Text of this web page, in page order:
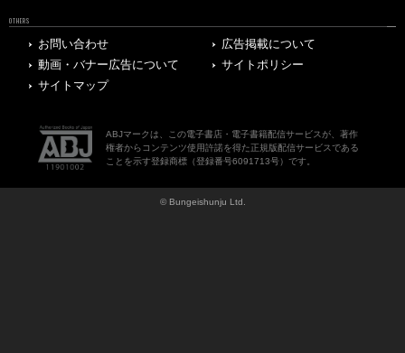
OTHERS
お問い合わせ
広告掲載について
動画・バナー広告について
サイトポリシー
サイトマップ
ABJマークは、この電子書店・電子書籍配信サービスが、著作
権者からコンテンツ使用許諾を得た正規版配信サービスである
ことを示す登録商標（登録番号6091713号）です。
© Bungeishunju Ltd.